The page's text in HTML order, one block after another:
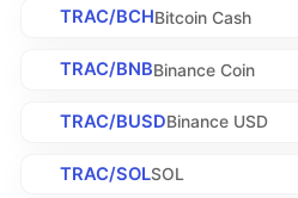
TRAC/BCHBitcoin Cash
TRAC/BNBBinance Coin
TRAC/BUSDBinance USD
TRAC/SOLSOL